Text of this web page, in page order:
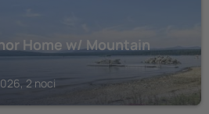
Home w/ Mountain
2 noci